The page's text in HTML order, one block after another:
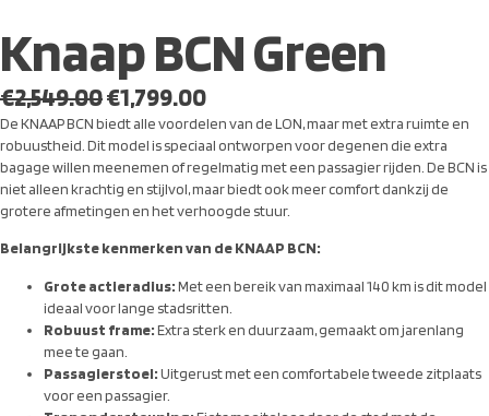
Knaap BCN Green
€2,549.00€1,799.00
De KNAAP BCN biedt alle voordelen van de LON, maar met extra ruimte en
robuustheid. Dit model is speciaal ontworpen voor degenen die extra
bagage willen meenemen of regelmatig met een passagier rijden. De BCN is
niet alleen krachtig en stijlvol, maar biedt ook meer comfort dankzij de
grotere afmetingen en het verhoogde stuur.
Belangrijkste kenmerken van de KNAAP BCN:
Grote actieradius:Met een bereik van maximaal 140 km is dit model
ideaal voor lange stadsritten.
Robuust frame:Extra sterk en duurzaam, gemaakt om jarenlang
mee te gaan.
Passagierstoel:Uitgerust met een comfortabele tweede zitplaats
voor een passagier.